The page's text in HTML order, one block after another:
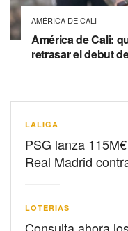
AMÉRICA DE CALI
América de Cali:
retrasar el debut
LALIGA
PSG lanza
Real Madrid
LOTERIAS